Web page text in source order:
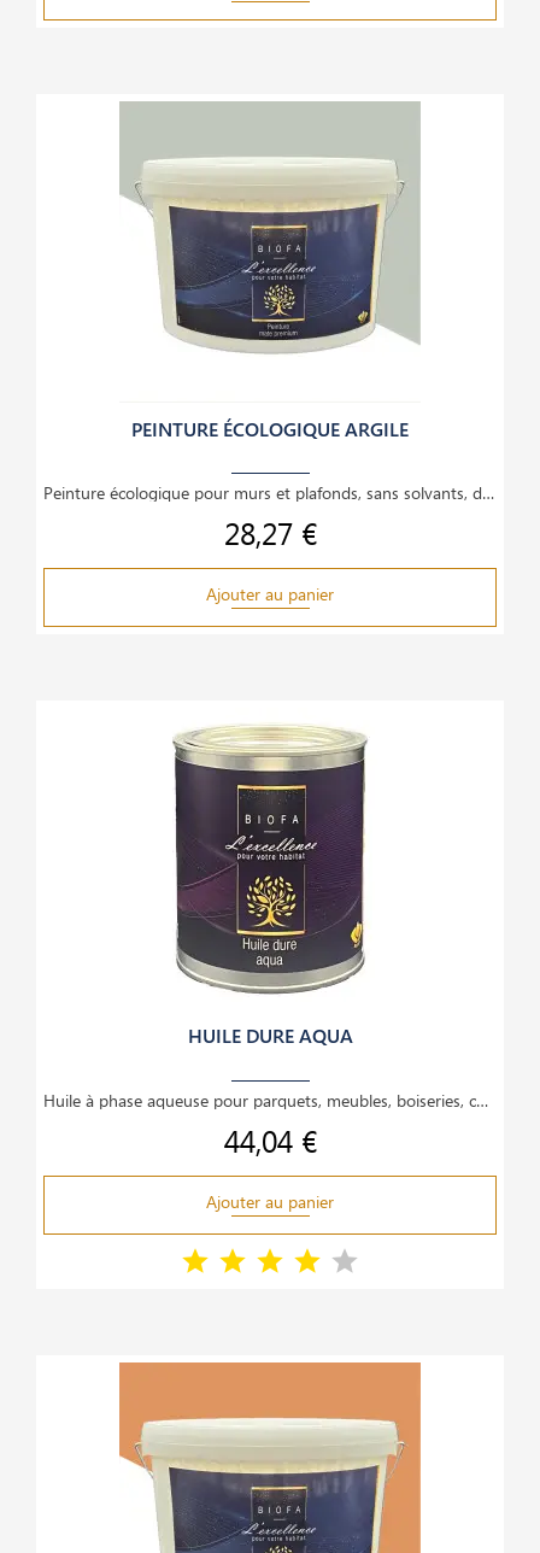
PEINTURE ÉCOLOGIQUE ARGILE
Peinture écologique pour murs et plafonds, sans solvants, dilution à l’eau, couvrante,
Prix
28,27 €
Ajouter au panier
HUILE DURE AQUA
Huile à phase aqueuse pour parquets, meubles, boiseries, composée d'huiles naturelles avec additif
Prix
44,04 €
Ajouter au panier